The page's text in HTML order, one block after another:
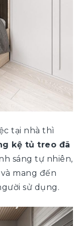
tại nhà thì
kệ tủ treo đã
sáng tự nhiên,
mang đến
sử dụng.